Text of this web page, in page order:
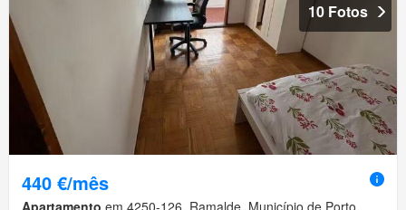
10 Fotos
440 €/mês